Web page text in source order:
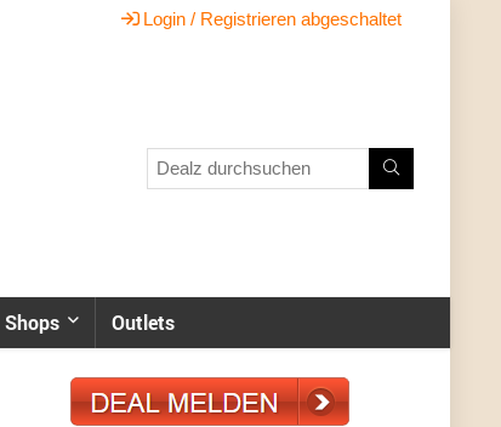
Login / Registrieren abgeschaltet
Shops Outlets